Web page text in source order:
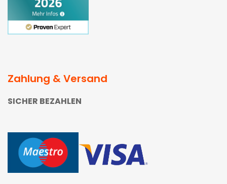
Zahlung & Versand
SICHER BEZAHLEN